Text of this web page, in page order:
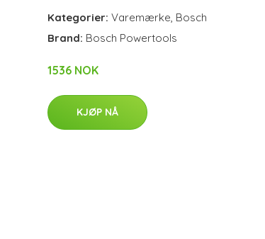
Kategorier: Varemærke, Bosch
Brand: Bosch Powertools
1536 NOK
KJØP NÅ